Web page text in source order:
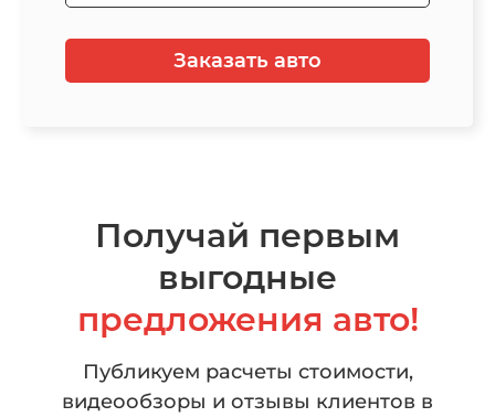
Заказать авто
Получай первым
выгодные
предложения авто!
Публикуем расчеты стоимости,
видеообзоры и отзывы клиентов в